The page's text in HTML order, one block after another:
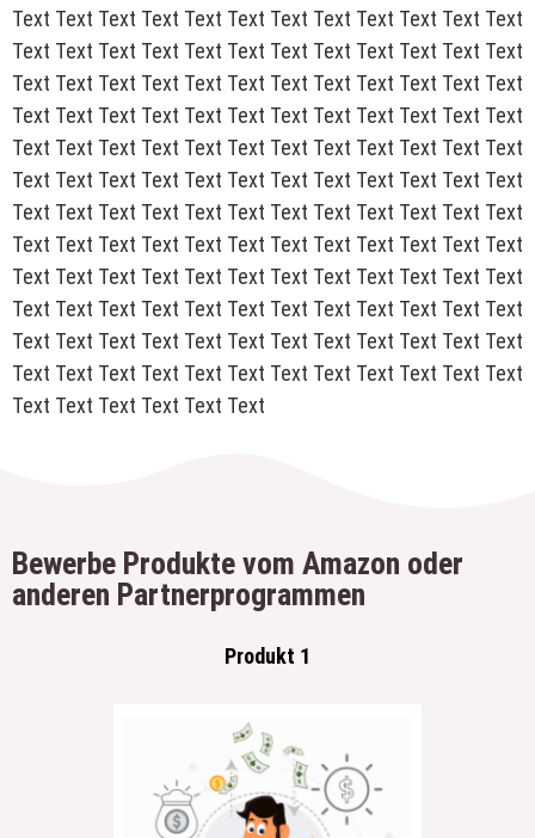
Text Text Text Text Text Text Text Text Text Text Text Text
Text Text Text Text Text Text Text Text Text Text Text Text
Text Text Text Text Text Text Text Text Text Text Text Text
Text Text Text Text Text Text Text Text Text Text Text Text
Text Text Text Text Text Text Text Text Text Text Text Text
Text Text Text Text Text Text Text Text Text Text Text Text
Text Text Text Text Text Text Text Text Text Text Text Text
Text Text Text Text Text Text Text Text Text Text Text Text
Text Text Text Text Text Text Text Text Text Text Text Text
Text Text Text Text Text Text Text Text Text Text Text Text
Text Text Text Text Text Text Text Text Text Text Text Text
Text Text Text Text Text Text Text Text Text Text Text Text
Text Text Text Text Text Text
Bewerbe Produkte vom Amazon oder
anderen Partnerprogrammen
Produkt 1